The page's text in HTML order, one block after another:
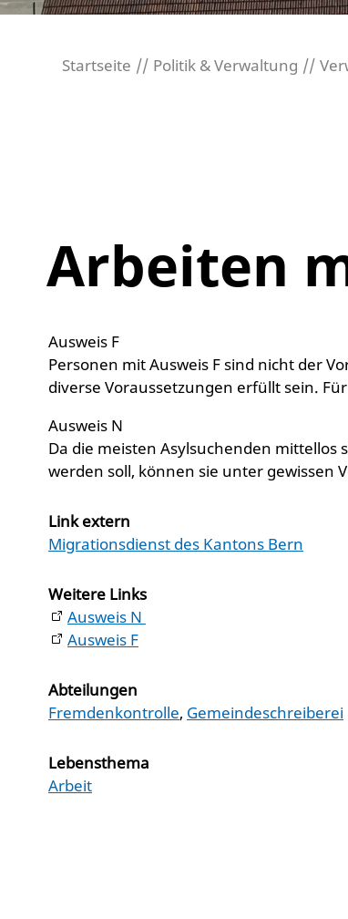
Startseite Politik & Verwaltung
Arbeiten
Ausweis F
Personen mit Ausweis F sind nicht der Vorrangsregelung unterstellt und erhalten in der Regel eine Arbeitsbewilligung. Vor der Arbeitsaufnahme müssen
diverse Voraussetzungen erfüllt sein.
Ausweis N
Da die meisten Asylsuchenden
werden soll, können sie unter gewissen
Link extern
Migrationsdienst des Kantons Bern
Weitere Links
Ausweis N
Ausweis F
Abteilungen
Fremdenkontrolle, Gemeindeschreiberei
Lebensthema
Arbeit